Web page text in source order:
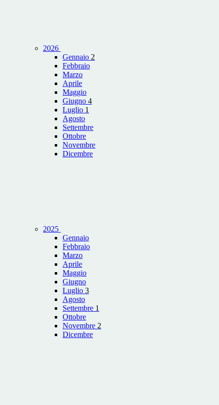
2026
Gennaio 2
Febbraio
Marzo
Aprile
Maggio
Giugno 4
Luglio 1
Agosto
Settembre
Ottobre
Novembre
Dicembre
2025
Gennaio
Febbraio
Marzo
Aprile
Maggio
Giugno
Luglio 3
Agosto
Settembre 1
Ottobre
Novembre 2
Dicembre